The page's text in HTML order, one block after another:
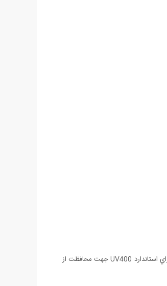
عينك مذكور به دليل طراحي بسيار زيبا و مدرن توانسته است محبوبيت بسياري در بين اقشار مختلف مخصوصا بازیگران سینما و خوانندگان بدست بياورد.لنزهاي اين عينك داراي استاندارد UV400 جهت محافظت از